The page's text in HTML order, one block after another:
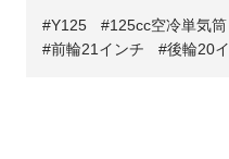
Y125 125cc空冷単気筒
前輪21インチ
後輪20